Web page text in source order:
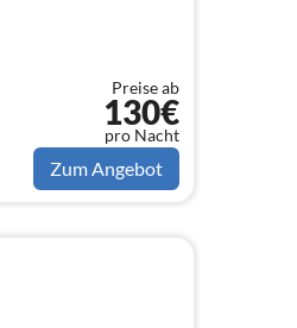
Preise ab
130€
pro Nacht
Zum Angebot